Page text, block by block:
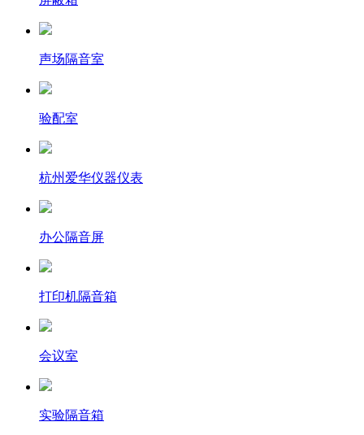
声场隔音室
验配室
杭州爱华仪器仪表
办公隔音屏
打印机隔音箱
会议室
实验隔音箱